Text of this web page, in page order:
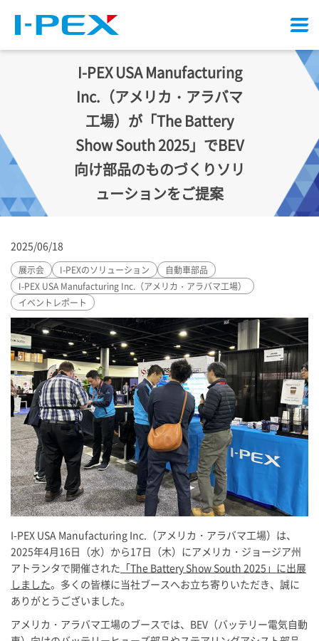
ニ
I-PEXUSA Manufacturing
Inc.（アメリカ・アラバマ
工場）が「The Battery
Show South 2025」でBEV
向け部品のものづくりソリ
ューションをご提案
2025/06/18
展示会 I-PEXのソリューション
自動車部品
I-PEX USA Manufacturing Inc.（アメリカ・アラバマ工場）
イベントレポート
I-PEX USA Manufacturing Inc.（アメリカ・アラバマ工場）は、
2025年4月16日（水）から17日（木）にアメリカ・ジョージア州
アトランタで開催された 「The Battery Show South 2025」に出展
しました。多くの皆様に当社ブースへお立ち寄りいただき、誠に
ありがとうございました。
アメリカ・アラバマ工場のブースでは、BEV（バッテリー電気自動